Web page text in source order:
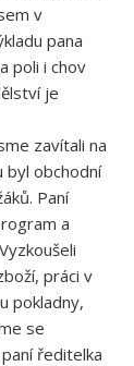
v
pana
poli i chov
je
zavítali na
byl obchodní
Paní
a
práci v
pokladny,
se
ředitelka